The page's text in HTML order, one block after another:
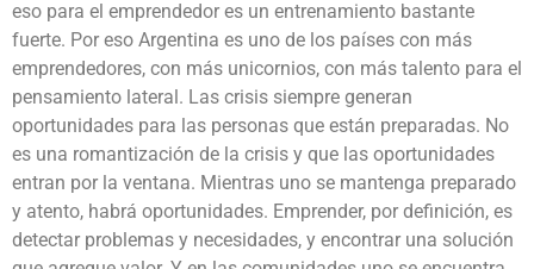
eso para el emprendedor es un entrenamiento bastante
fuerte. Por eso Argentina es uno de los países con más
emprendedores, con más unicornios, con más talento para el
pensamiento lateral. Las crisis siempre generan
oportunidades para las personas que están preparadas. No
es una romantización de la crisis y que las oportunidades
entran por la ventana. Mientras uno se mantenga preparado
y atento, habrá oportunidades. Emprender, por definición, es
detectar problemas y necesidades, y encontrar una solución